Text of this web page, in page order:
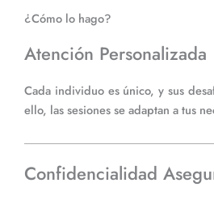
¿Cómo lo hago?
Atención Personalizada
Cada individuo es único, y sus
ello, las sesiones se adaptan a tus
Confidencialidad